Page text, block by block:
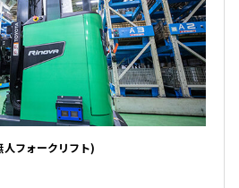
人フォークリフト)